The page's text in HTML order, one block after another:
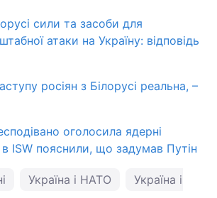
сили та засоби для
атаки на Україну: відповідь
росіян з Білорусі реальна, –
оголосила ядерні
в ISW пояснили, що задумав Путін
Україна і НАТО Україна і